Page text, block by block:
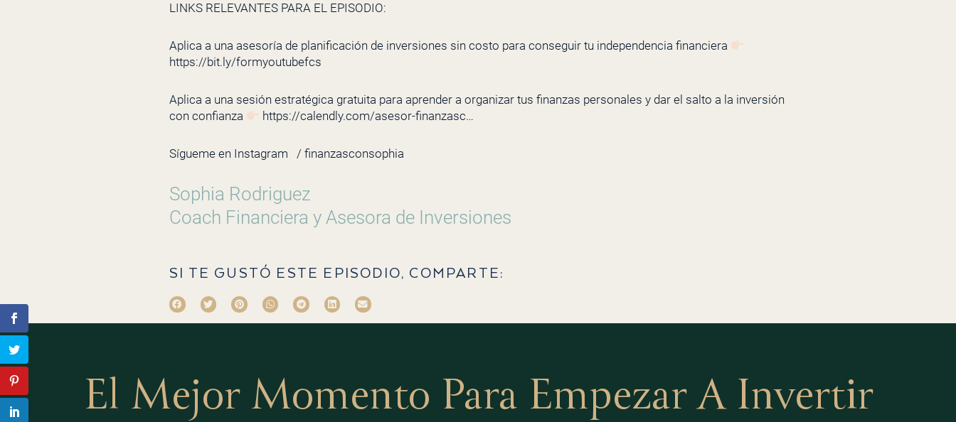
LINKS RELEVANTES PARA EL EPISODIO:
Aplica a una asesoría de planificación de inversiones sin costo para conseguir tu independencia financiera
https://bit.ly/formyoutubefcs
Aplica a una sesión estratégica gratuita para aprender a organizar tus finanzas personales y dar el salto a la inversión
con confianza
https://calendly.com/asesor-finanzasc…
Sígueme en Instagram / finanzasconsophia
Sophia Rodriguez
Coach Financiera y Asesora de Inversiones
SI TE GUSTÓ ESTE EPISODIO, COMPARTE:
El Mejor Momento Para Empezar A Invertir